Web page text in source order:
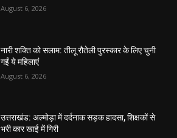
August 6, 2026
नारी शक्ति को सलाम: तीलू रौतेली पुरस्कार के लिए चुनी
गईं ये महिलाएं
August 6, 2026
उत्तराखंड: अल्मोड़ा में दर्दनाक सड़क हादसा, शिक्षकों से
भरी कार खाई में गिरी